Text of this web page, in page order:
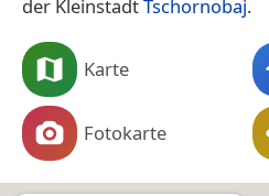
der KleinstadtTschornobaj.
Karte
Fotokarte